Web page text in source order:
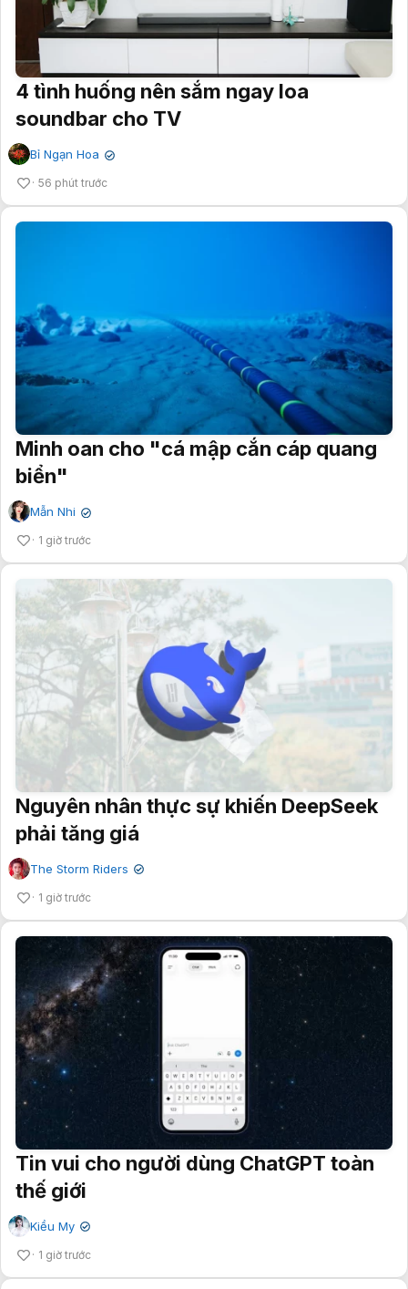
4 tình huống nên sắm ngay loa
soundbar cho TV
Bỉ Ngạn Hoa ✔
56 phút trước
Minh oan cho "cá mập cắn cáp quang
biển"
Mẫn Nhi ✔
1 giờ trước
Nguyên nhân thực sự khiến DeepSeek
phải tăng giá
The Storm Riders ✔
1 giờ trước
Tin vui cho người dùng ChatGPT toàn
thế giới
Kiều My ✔
1 giờ trước